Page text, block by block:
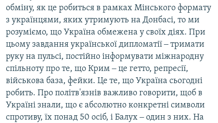
обміну, як це робиться в рамках Мінського формату
з українцями, яких утримують на Донбасі, то ми
розуміємо, що Україна обмежена у своїх діях. При
цьому завдання української дипломатії ‒ тримати
руку на пульсі, постійно інформувати міжнародну
спільноту про те, що Крим ‒ це гетто, репресії,
військова база, фейки. Це те, що Україна сьогодні
робить. Про політв'язнів важливо говорити, щоб в
Україні знали, що є абсолютно конкретні символи
спротиву, їх понад 50 осіб, і Балух ‒ один з них. На